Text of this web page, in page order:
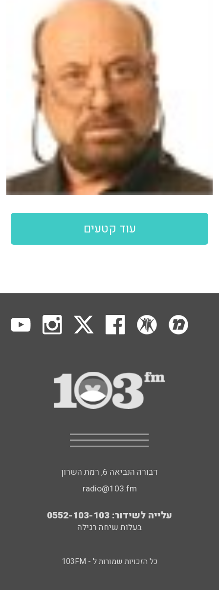
עוד קטעים
דבורה הנביאה 6, רמת השרון
radio@103.fm
עלייה לשידור: 0552-103-103
בעלות שיחה רגילה
כל הזכויות שמורות ל - 103FM